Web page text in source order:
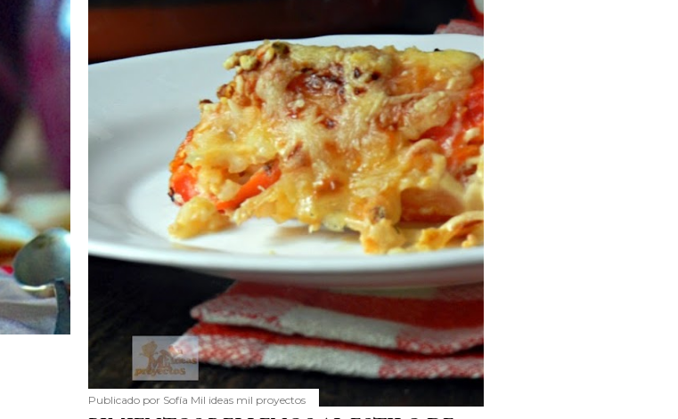
Publicado por Sofía Mil ideas mil proyectos